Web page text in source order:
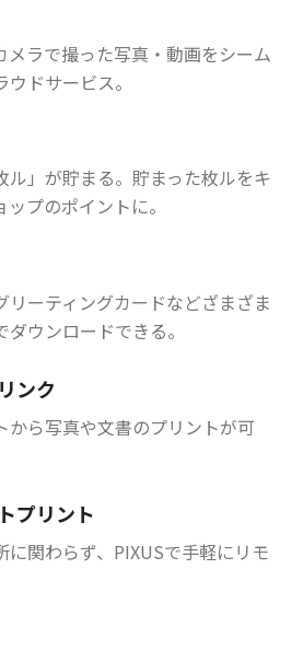
メラで撮った写真・動画をシーム
ドサービス。
ル」が貯まる。貯まった枚ルをキ
プのポイントに。
リーティングカードなどざまざま
ウンロードできる。
ンク
から写真や文書のプリントが可
プリント
関わらず、PIXUSで手軽にリモ